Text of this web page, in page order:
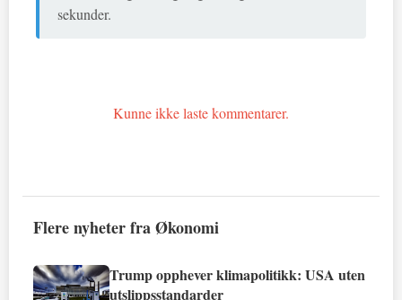
sekunder.
Kunne ikke laste kommentarer.
Flere nyheter fra Økonomi
Trump opphever klimapolitikk: USA uten
utslippsstandarder